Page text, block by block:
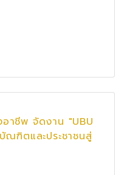
าชีพ จัดงาน "UBU
ณฑิตและประชาชนสู่